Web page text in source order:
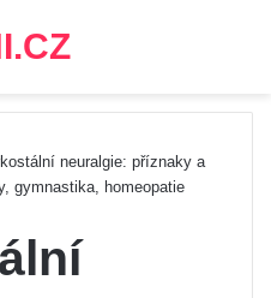
neuralgie: příznaky a
gymnastika, homeopatie